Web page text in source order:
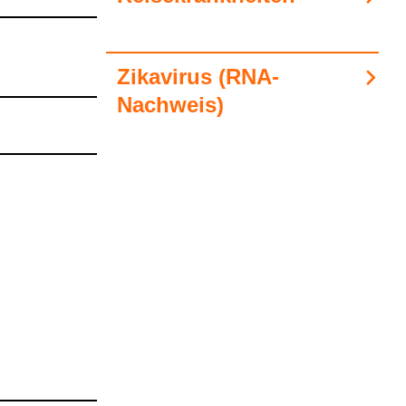
Zika­vi­rus (RNA-​
Nach­weis)